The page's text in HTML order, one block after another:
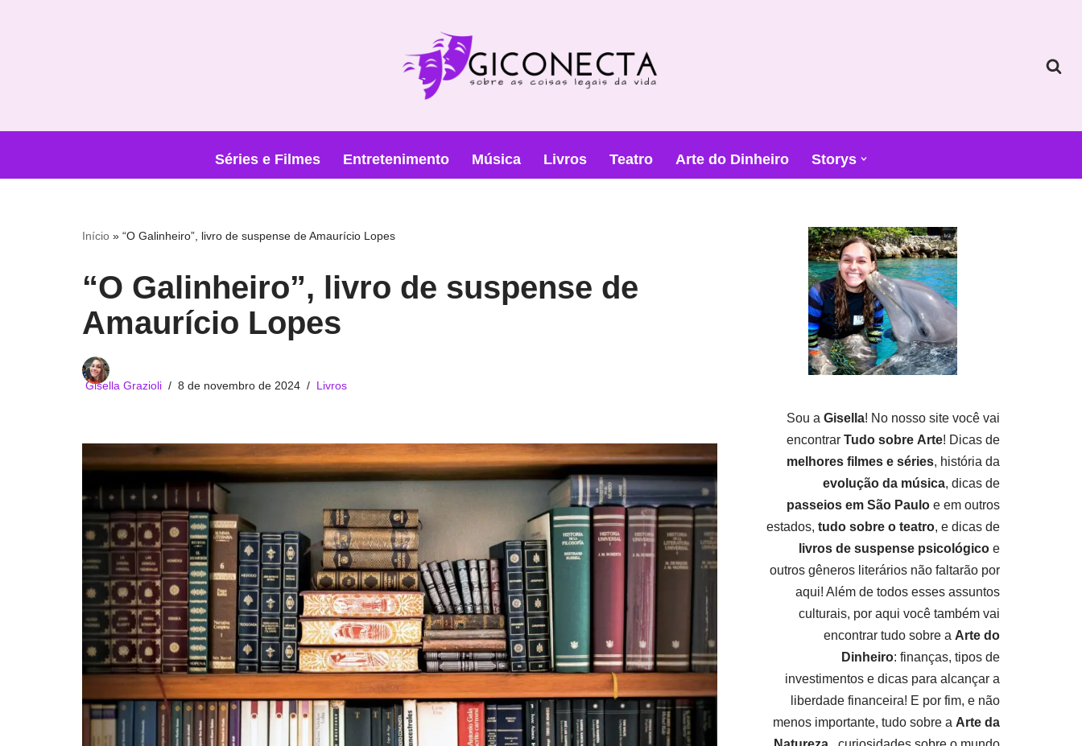
Séries e Filmes Entretenimento Música Livros Teatro Arte do Dinheiro Storys
Início » “O Galinheiro”, livro de suspense de Amaurício Lopes
“O Galinheiro”, livro de suspense de
Amaurício Lopes
Gisella Grazioli 8 de novembro de 2024 Livros
Sou a Gisella! No nosso site você vai
encontrar Tudo sobre Arte! Dicas de
melhores filmes e séries, história da
evolução da música, dicas de
passeios em São Paulo e em outros
estados, tudo sobre o teatro, e dicas de
livros de suspense psicológico e
outros gêneros literários não faltarão por
aqui! Além de todos esses assuntos
culturais, por aqui você também vai
encontrar tudo sobre a Arte do
Dinheiro: finanças, tipos de
investimentos e dicas para alcançar a
liberdade financeira! E por fim, e não
menos importante, tudo sobre a Arte da